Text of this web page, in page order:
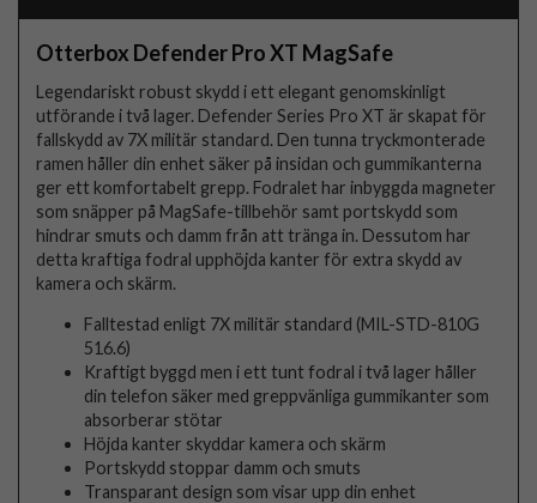
Otterbox Defender Pro XT MagSafe
Legendariskt robust skydd i ett elegant genomskinligt
utförande i två lager. Defender Series Pro XT är skapat för
fallskydd av 7X militär standard. Den tunna tryckmonterade
ramen håller din enhet säker på insidan och gummikanterna
ger ett komfortabelt grepp. Fodralet har inbyggda magneter
som snäpper på MagSafe-tillbehör samt portskydd som
hindrar smuts och damm från att tränga in. Dessutom har
detta kraftiga fodral upphöjda kanter för extra skydd av
kamera och skärm.
Falltestad enligt 7X militär standard (MIL-STD-810G
516.6)
Kraftigt byggd men i ett tunt fodral i två lager håller
din telefon säker med greppvänliga gummikanter som
absorberar stötar
Höjda kanter skyddar kamera och skärm
Portskydd stoppar damm och smuts
Transparant design som visar upp din enhet